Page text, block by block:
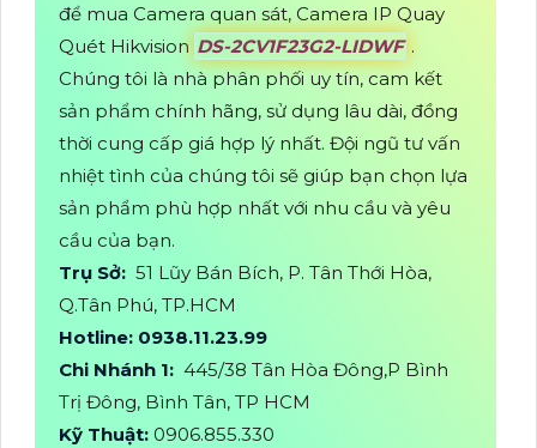
để mua Camera quan sát, Camera IP Quay
Quét Hikvision DS-2CV1F23G2-LIDWF .
Chúng tôi là nhà phân phối uy tín, cam kết
sản phẩm chính hãng, sử dụng lâu dài, đồng
thời cung cấp giá hợp lý nhất. Đội ngũ tư vấn
nhiệt tình của chúng tôi sẽ giúp bạn chọn lựa
sản phẩm phù hợp nhất với nhu cầu và yêu
cầu của bạn.
Trụ Sở: 51 Lũy Bán Bích, P. Tân Thới Hòa,
Q.Tân Phú, TP.HCM
Hotline: 0938.11.23.99
Chi Nhánh 1: 445/38 Tân Hòa Đông,P Bình
Trị Đông, Bình Tân, TP HCM
Kỹ Thuật: 0906.855.330